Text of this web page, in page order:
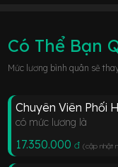
Có Thể Bạn
Mức lương bình quân sẽ
Chuyên Viên Phối
có mức lương là
17.350.000 đ (cập nhật